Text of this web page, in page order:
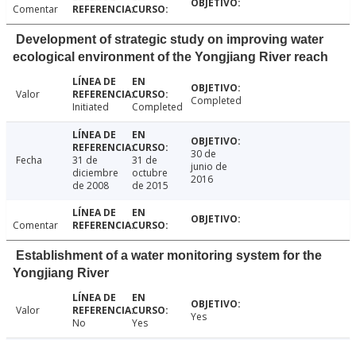
Comentar
Development of strategic study on improving water
ecological environment of the Yongjiang River reach
Valor
Initiated
Completed Completed
Fecha
31 de
diciembre
de 2008
31 de
octubre
de 2015
30 de
junio de
2016
Comentar
Establishment of a water monitoring system for the
Yongjiang River
Valor
No
Yes Yes